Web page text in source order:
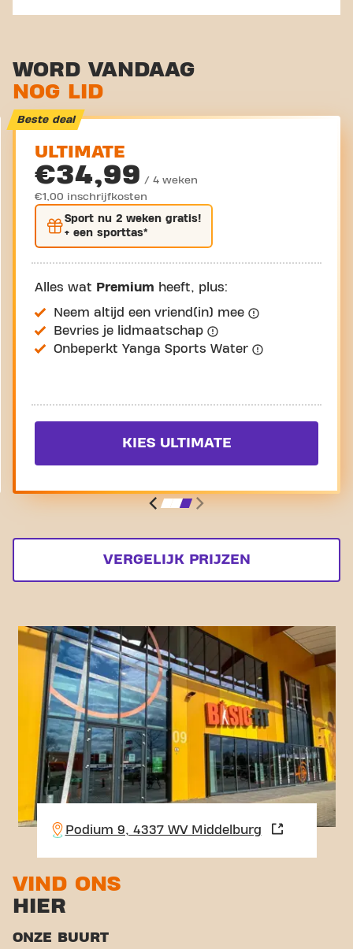
WORD VANDAAG
NOG LID
Beste deal
ULTIMATE
€34,99 / 4 weken
€1,00 inschrijfkosten
Sport nu 2 weken gratis!
+ een sporttas*
Alles wat Premium heeft, plus:
Neem altijd een vriend(in) mee
Bevries je lidmaatschap
Onbeperkt Yanga Sports Water
KIES ULTIMATE
VERGELIJK PRIJZEN
Podium 9, 4337 WV Middelburg
VIND ONS
HIER
ONZE BUURT